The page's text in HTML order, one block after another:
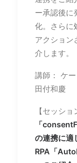
ー承認後に
化。さらに
アクション
介します。
講師： ケ
田付和慶
【セッショ
「
の連携に適
RPA「